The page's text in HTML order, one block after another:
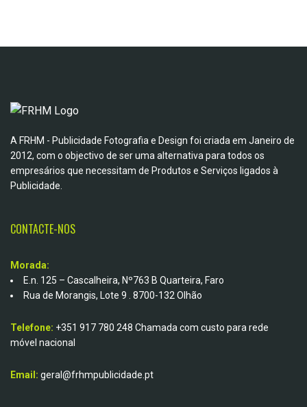
A FRHM - Publicidade Fotografia e Design foi criada em Janeiro de
2012, com o objectivo de ser uma alternativa para todos os
empresários que necessitam de Produtos e Serviços ligados à
Publicidade.
CONTACTE-NOS
Morada:
E.n. 125 – Cascalheira, Nº763 B Quarteira, Faro
Rua de Morangis, Lote 9 . 8700-132 Olhão
Telefone: +351 917 780 248 Chamada com custo para rede
móvel nacional
Email: geral@frhmpublicidade.pt